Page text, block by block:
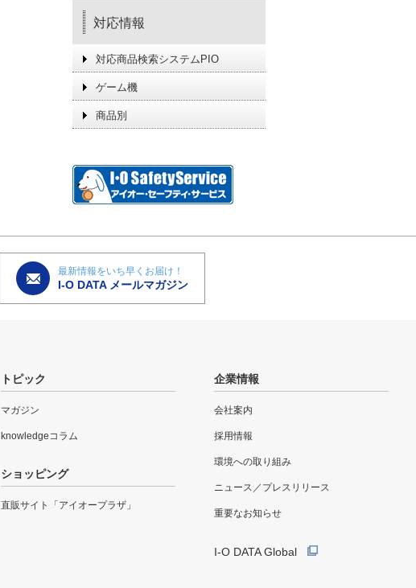
対応情報
対応商品検索システムPIO
ゲーム機
商品別
最新情報をいち早くお届け！
I-O DATA メールマガジン
トピック
マガジン
knowledgeコラム
ショッピング
直販サイト「アイオープラザ」
企業情報
会社案内
採用情報
環境への取り組み
ニュース／プレスリリース
重要なお知らせ
I-O DATA Global